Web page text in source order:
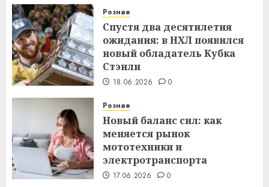
Рознае
Спустя два десятилетия
ожидания: в НХЛ появился
новый обладатель Кубка
Стэнли
18.06.2026 0
Рознае
Новый баланс сил: как
меняется рынок
мототехники и
электротранспорта
17.06.2026 0